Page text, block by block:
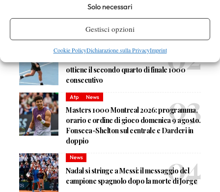
Solo necessari
Gestisci opzioni
Cookie PolicyDichiarazione sulla PrivacyImprint
Pioggia a Montreal: Nakashima-
Rinderknech interrotta, slittano anche
Jodar-Lehecka e Fils-Norrie
ottiene il secondo quarto di finale 1000
consecutivo
Atp News
Masters 1000 Montreal 2026: programma,
orario e ordine di gioco domenica 9 agosto.
Fonseca-Shelton sul centrale e Darderi in
doppio
News
Nadal si stringe a Messi: il messaggio del
campione spagnolo dopo la morte di Jorge